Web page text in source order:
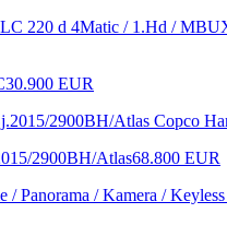
30.900 EUR
2900BH/Atlas68.800 EUR